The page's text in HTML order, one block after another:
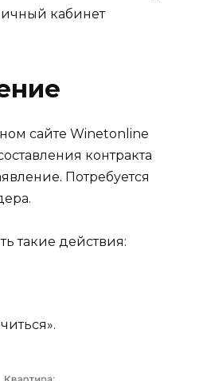
кабинет
сайте Winetonline
контракта
Потребуется
такие действия: